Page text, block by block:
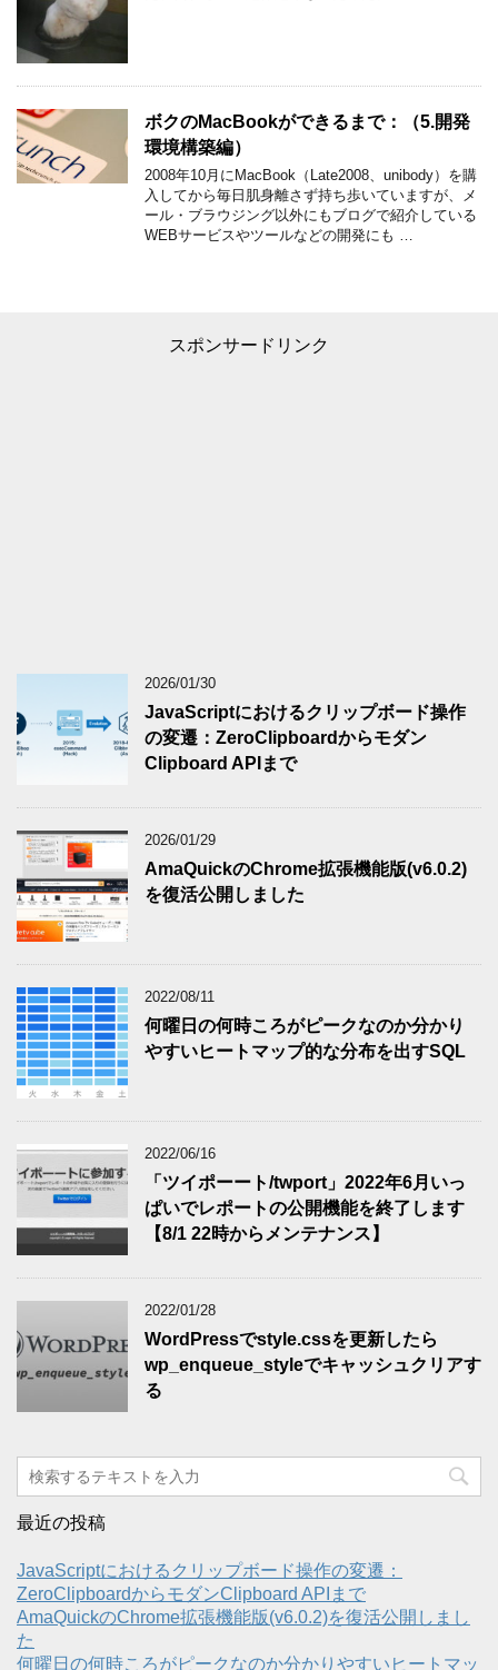
ボクのMacBookができるまで：（5.開発
環境構築編）
2008年10月にMacBook（Late2008、unibody）を購
入してから毎日肌身離さず持ち歩いていますが、メ
ール・ブラウジング以外にもブログで紹介している
WEBサービスやツールなどの開発にも …
スポンサードリンク
2026/01/30
JavaScriptにおけるクリップボード操作
の変遷：ZeroClipboardからモダン
Clipboard APIまで
2026/01/29
AmaQuickのChrome拡張機能版(v6.0.2)
を復活公開しました
2022/08/11
何曜日の何時ころがピークなのか分かり
やすいヒートマップ的な分布を出すSQL
2022/06/16
「ツイポーート/twport」2022年6月いっ
ぱいでレポートの公開機能を終了します
【8/1 22時からメンテナンス】
2022/01/28
WordPressでstyle.cssを更新したら
wp_enqueue_styleでキャッシュクリアす
る
最近の投稿
JavaScriptにおけるクリップボード操作の変遷：
ZeroClipboardからモダンClipboard APIまで
AmaQuickのChrome拡張機能版(v6.0.2)を復活公開しまし
た
何曜日の何時ころがピークなのか分かりやすいヒートマッ